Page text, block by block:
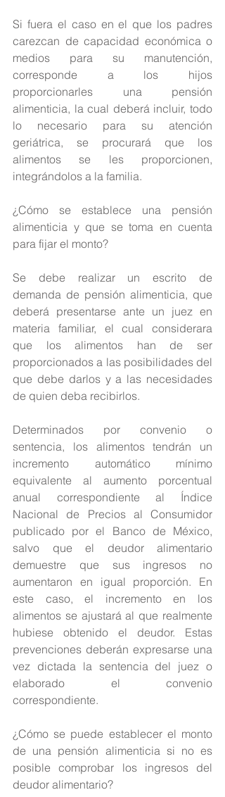
Si fuera el caso en el que los padres
carezcan de capacidad económica o
medios para su manutención,
corresponde a los hijos
proporcionarles una pensión
alimenticia, la cual deberá incluir, todo
lo necesario para su atención
geriátrica, se procurará que los
alimentos se les proporcionen,
integrándolos a la familia.
¿Cómo se establece una pensión
alimenticia y que se toma en cuenta
para fijar el monto?
Se debe realizar un escrito de
demanda de pensión alimenticia, que
deberá presentarse ante un juez en
materia familiar, el cual considerara
que los alimentos han de ser
proporcionados a las posibilidades del
que debe darlos y a las necesidades
de quien deba recibirlos.
Determinados por convenio o
sentencia, los alimentos tendrán un
incremento automático mínimo
equivalente al aumento porcentual
anual correspondiente al Índice
Nacional de Precios al Consumidor
publicado por el Banco de México,
salvo que el deudor alimentario
demuestre que sus ingresos no
aumentaron en igual proporción. En
este caso, el incremento en los
alimentos se ajustará al que realmente
hubiese obtenido el deudor. Estas
prevenciones deberán expresarse una
vez dictada la sentencia del juez o
elaborado el convenio
correspondiente.
¿Cómo se puede establecer el monto
de una pensión alimenticia si no es
posible comprobar los ingresos del
deudor alimentario?